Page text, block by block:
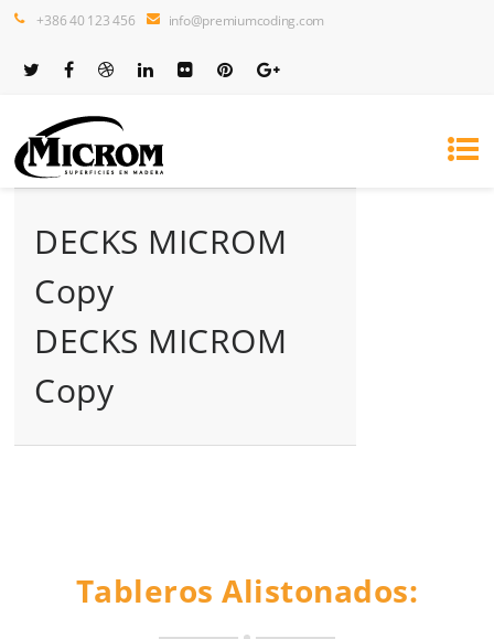
+386 40 123 456 info@premiumcoding.com
DECKS MICROM
Copy
DECKS MICROM
Copy
Tableros Alistonados: